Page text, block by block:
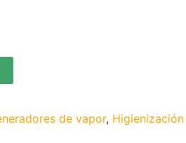
de vapor, Higienización